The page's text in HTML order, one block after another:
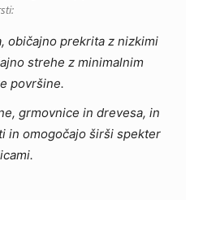
običajno prekrita z nizkimi
strehe z minimalnim
površine.
grmovnice in drevesa, in
in omogočajo širši spekter